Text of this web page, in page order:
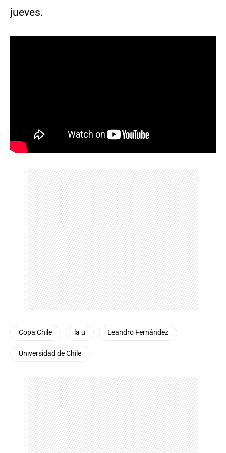
jueves.
Copa Chile la u Leandro Fernández
Universidad de Chile